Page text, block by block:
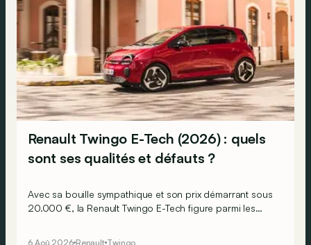
Renault Twingo E-Tech (2026) : quels
sont ses qualités et défauts ?
Avec sa bouille sympathique et son prix démarrant sous
20.000 €, la Renault Twingo E-Tech figure parmi les
6 Aoû 2026 Renault Twingo